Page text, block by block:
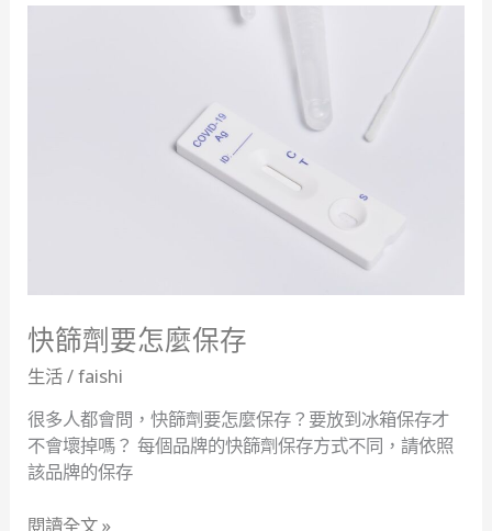
快篩劑要怎麼保存
生活/faishi
很多人都會問，快篩劑要怎麼保存？要放到冰箱保存才
不會壞掉嗎？ 每個品牌的快篩劑保存方式不同，請依照
該品牌的保存
閱讀全文 »